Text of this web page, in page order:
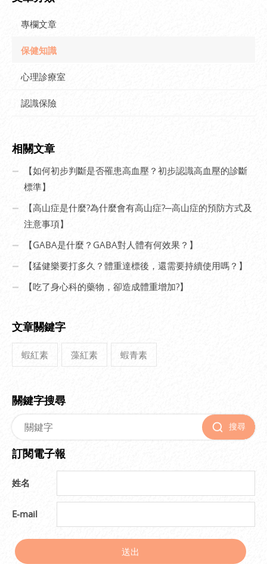
專欄文章
保健知識
心理診療室
認識保險
相關文章
【如何初步判斷是否罹患高血壓？初步認識高血壓的診斷
標準】
【高山症是什麼?為什麼會有高山症?─高山症的預防方式及
注意事項】
【GABA是什麼？GABA對人體有何效果？】
【猛健樂要打多久？體重達標後，還需要持續使用嗎？】
【吃了身心科的藥物，卻造成體重增加?】
文章關鍵字
蝦紅素 藻紅素 蝦青素
關鍵字搜尋
搜尋
訂閱電子報
姓名
E-mail
送出